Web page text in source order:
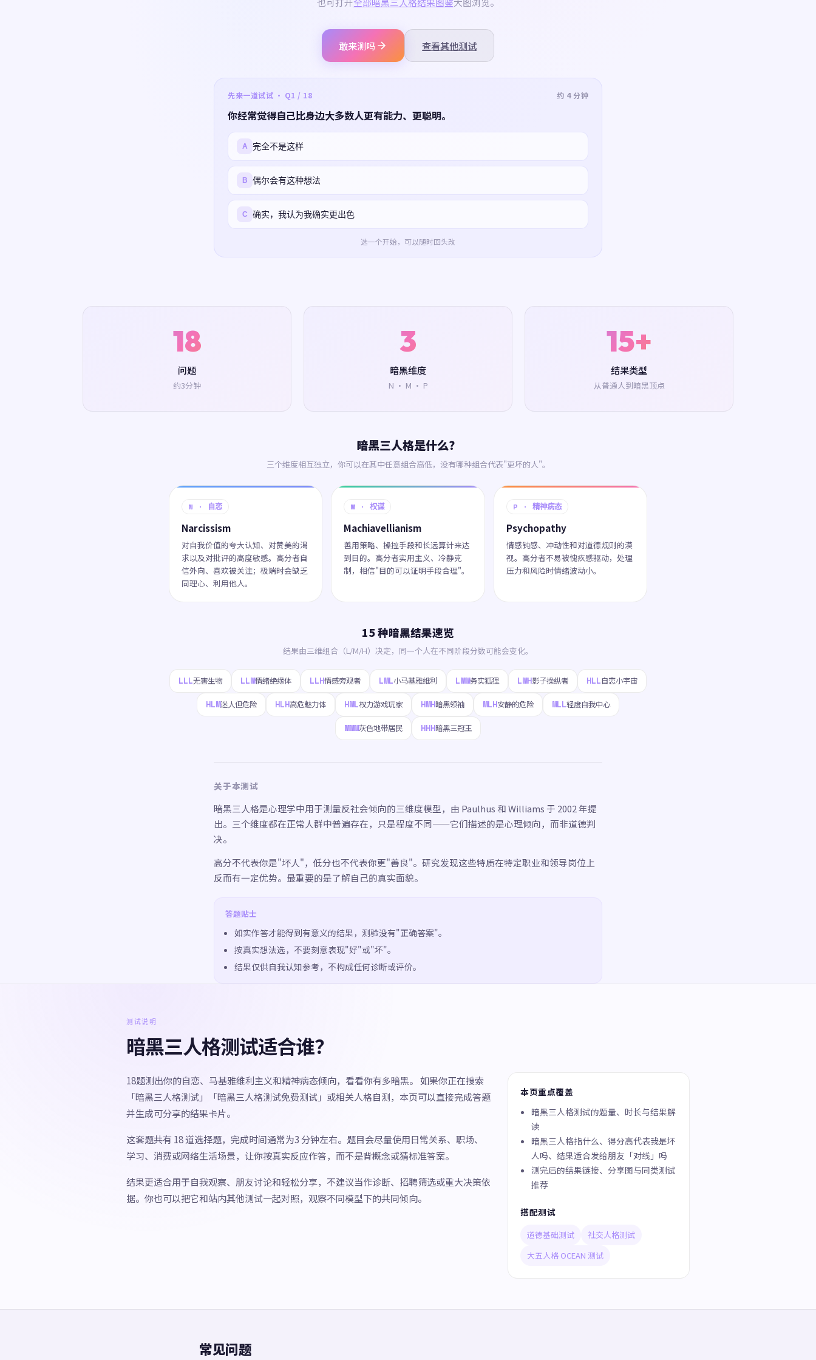
敢来测吗 查看其他测试
先来一道试试 · Q1 / 18 约 4 分钟
你经常觉得自己比身边大多数人更有能力、更聪明。
A 完全不是这样
B 偶尔会有这种想法
C 确实，我认为我确实更出色
选一个开始，可以随时回头改
18
问题
约3分钟
3
暗黑维度
N · M · P
15+
结果类型
从普通人到暗黑顶点
暗黑三人格是什么？
三个维度相互独立，你可以在其中任意组合高低，没有哪种组合代表"更坏的人"。
N · 自恋
Narcissism
对自我价值的夸大认知、对赞美的渴
求以及对批评的高度敏感。高分者自
信外向、喜欢被关注；极端时会缺乏
同理心、利用他人。
M · 权谋
Machiavellianism
善用策略、操控手段和长远算计来达
到目的。高分者实用主义、冷静克
制，相信"目的可以证明手段合理"。
P · 精神病态
Psychopathy
情感钝感、冲动性和对道德规则的漠
视。高分者不易被愧疚感驱动，处理
压力和风险时情绪波动小。
15 种暗黑结果速览
结果由三维组合（L/M/H）决定，同一个人在不同阶段分数可能会变化。
LLL无害生物 LLM情绪绝缘体 LLH情感旁观者 LML小马基雅维利 LMM务实狐狸 LMH影子操纵者 HLL自恋小宇宙
HLM迷人但危险 HLH高危魅力体 HML权力游戏玩家 HMH暗黑领袖 MLH安静的危险 MLL轻度自我中心
MMM灰色地带居民 HHH暗黑三冠王
关于本测试
暗黑三人格是心理学中用于测量反社会倾向的三维度模型，由 Paulhus 和 Williams 于 2002 年提
出。三个维度都在正常人群中普遍存在，只是程度不同——它们描述的是心理倾向，而非道德判
决。
高分不代表你是"坏人"，低分也不代表你更"善良"。研究发现这些特质在特定职业和领导岗位上
反而有一定优势。最重要的是了解自己的真实面貌。
答题贴士
如实作答才能得到有意义的结果，测验没有"正确答案"。
按真实想法选，不要刻意表现"好"或"坏"。
结果仅供自我认知参考，不构成任何诊断或评价。
测试说明
暗黑三人格测试适合谁？
18题测出你的自恋、马基雅维利主义和精神病态倾向，看看你有多暗黑。 如果你正在搜索
「暗黑三人格测试」「暗黑三人格测试免费测试」或相关人格自测，本页可以直接完成答题
并生成可分享的结果卡片。
这套题共有 18 道选择题，完成时间通常为3 分钟左右。题目会尽量使用日常关系、职场、
学习、消费或网络生活场景，让你按真实反应作答，而不是背概念或猜标准答案。
结果更适合用于自我观察、朋友讨论和轻松分享，不建议当作诊断、招聘筛选或重大决策依
据。你也可以把它和站内其他测试一起对照，观察不同模型下的共同倾向。
本页重点覆盖
暗黑三人格测试的题量、时长与结果解
读
暗黑三人格指什么、得分高代表我是坏
人吗、结果适合发给朋友「对线」吗
测完后的结果链接、分享图与同类测试
推荐
搭配测试
道德基础测试
社交人格测试
大五人格 OCEAN 测试
常见问题